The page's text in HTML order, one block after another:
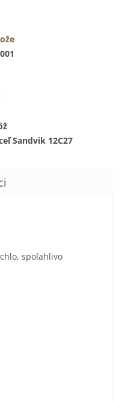
Sandvik 12C27
5 z 5 hviezdičiek.
spoľahlivo
5 z 5 hviezdičiek.
5 z 5 hviezdičiek.